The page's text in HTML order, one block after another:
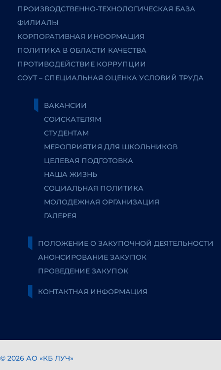
ПРОИЗВОДСТВЕННО-ТЕХНОЛОГИЧЕСКАЯ БАЗА
ФИЛИАЛЫ
КОРПОРАТИВНАЯ ИНФОРМАЦИЯ
ПОЛИТИКА В ОБЛАСТИ КАЧЕСТВА
ПРОТИВОДЕЙСТВИЕ КОРРУПЦИИ
СОУТ – СПЕЦИАЛЬНАЯ ОЦЕНКА УСЛОВИЙ ТРУДА
ВАКАНСИИ
СОИСКАТЕЛЯМ
СТУДЕНТАМ
МЕРОПРИЯТИЯ ДЛЯ ШКОЛЬНИКОВ
ЦЕЛЕВАЯ ПОДГОТОВКА
НАША ЖИЗНЬ
СОЦИАЛЬНАЯ ПОЛИТИКА
МОЛОДЕЖНАЯ ОРГАНИЗАЦИЯ
ГАЛЕРЕЯ
ПОЛОЖЕНИЕ О ЗАКУПОЧНОЙ ДЕЯТЕЛЬНОСТИ
АНОНСИРОВАНИЕ ЗАКУПОК
ПРОВЕДЕНИЕ ЗАКУПОК
КОНТАКТНАЯ ИНФОРМАЦИЯ
© 2026 АО «КБ ЛУЧ»